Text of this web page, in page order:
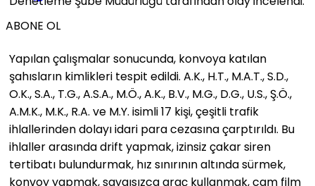
ABONE OL
Yapılan çalışmalar sonucunda, konvoya katılan
şahısların kimlikleri tespit edildi. A.K., H.T., M.A.T., S.D.,
O.K., S.A., T.G., A.S.A., M.Ö., A.K., B.V., M.G., D.G., U.S., Ş.Ö.,
A.M.K., M.K., R.A. ve M.Y. isimli 17 kişi, çeşitli trafik
ihlallerinden dolayı idari para cezasına çarptırıldı. Bu
ihlaller arasında drift yapmak, izinsiz çakar siren
tertibatı bulundurmak, hız sınırının altında sürmek,
konvoy yapmak, saygısızca araç kullanmak, cam film